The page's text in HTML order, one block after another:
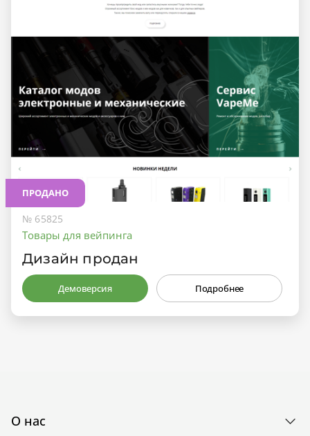
ПРОДАНО
№ 65825
Товары для вейпинга
Дизайн продан
Демоверсия Подробнее
О нас